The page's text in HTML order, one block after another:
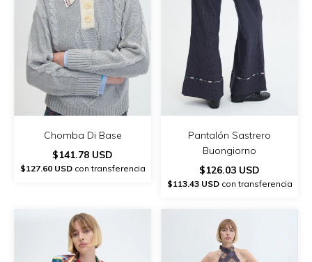
Chomba Di Base
$141.78 USD
$127.60 USDcon transferencia
Pantalón Sastrero
Buongiorno
$126.03 USD
$113.43 USDcon transferencia